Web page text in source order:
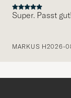
Super. Passt gut!
MARKUS H2026-